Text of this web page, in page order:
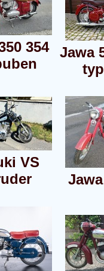
354
Jawa
VS